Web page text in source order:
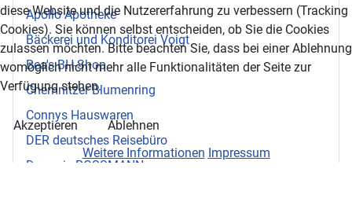
Apollo Apotheke
Bäckerei und Konditorei Voigt
Bea's BH-Shop
Chemnitzer Blumenring
Connys Hauswaren
DER deutsches Reisebüro
Drogerie ROSSMANN
diese Website und die Nutzererfahrung zu verbessern (Tracking
Cookies). Sie können selbst entscheiden, ob Sie die Cookies
zulassen möchten. Bitte beachten Sie, dass bei einer Ablehnung
womöglich nicht mehr alle Funktionalitäten der Seite zur
Verfügung stehen.
Akzeptieren
Ablehnen
Weitere Informationen Impressum